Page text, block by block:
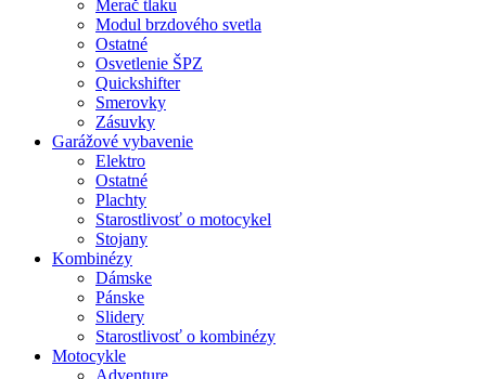
Merač tlaku
Modul brzdového svetla
Ostatné
Osvetlenie ŠPZ
Quickshifter
Smerovky
Zásuvky
Garážové vybavenie
Elektro
Ostatné
Plachty
Starostlivosť o motocykel
Stojany
Kombinézy
Dámske
Pánske
Slidery
Starostlivosť o kombinézy
Motocykle
Adventure